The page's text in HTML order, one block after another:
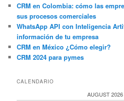
CRM en Colombia: cómo las
sus procesos comerciales
WhatsApp API con Inteligencia
información de tu empresa
CRM en México ¿Cómo elegir?
CRM 2024 para pymes
CALENDARIO
AUGUST 2026